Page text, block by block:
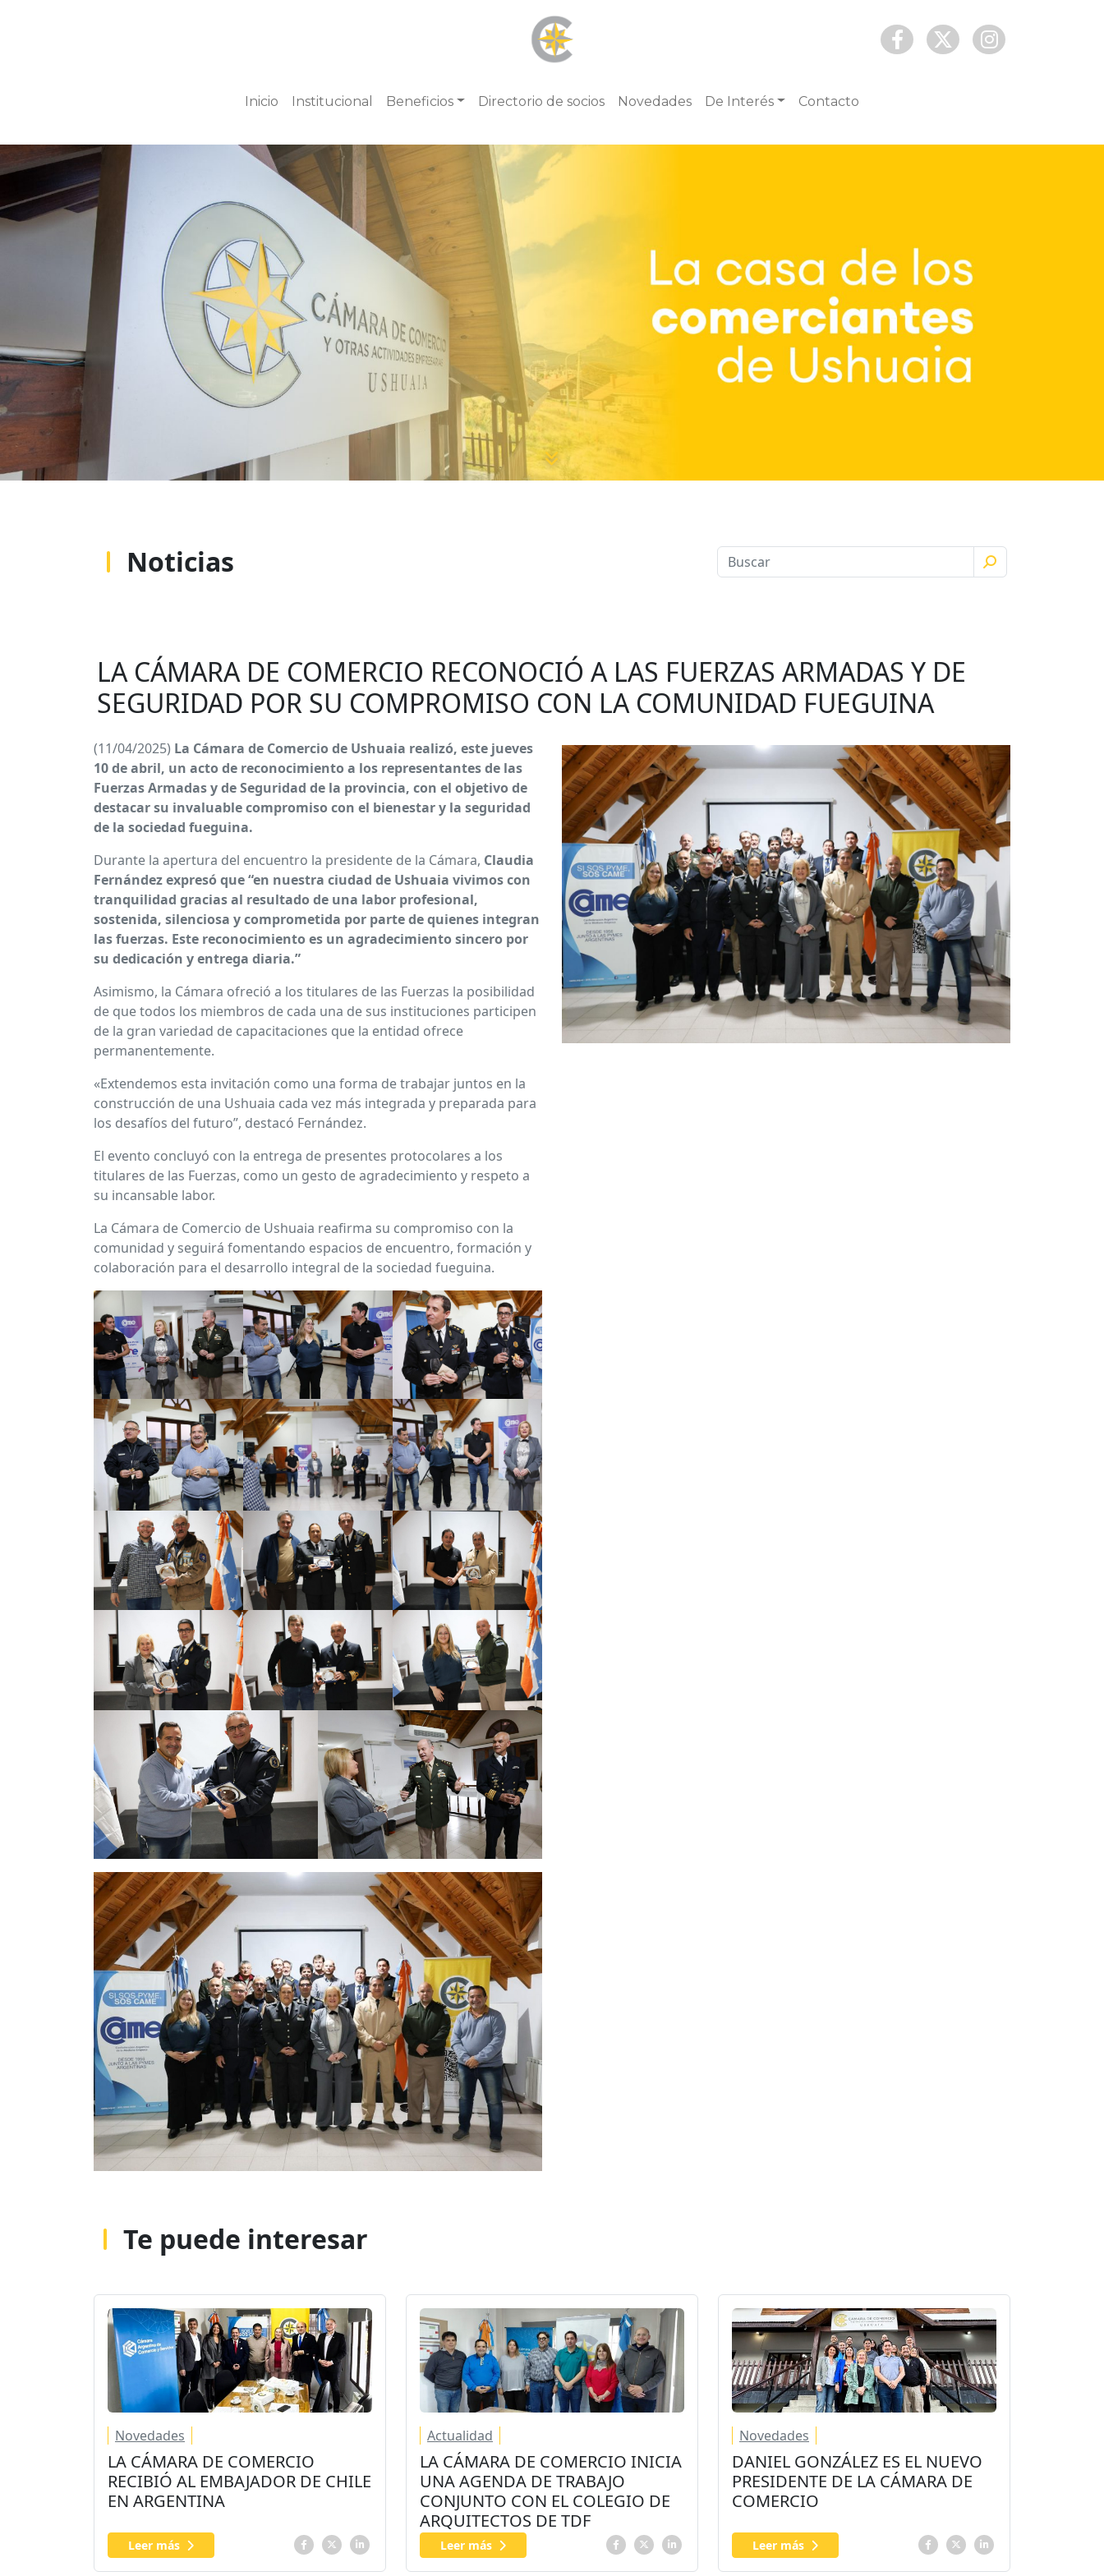
Inicio Institucional Beneficios Directorio de socios Novedades De Interés Contacto
Noticias
LA CÁMARA DE COMERCIO RECONOCIÓ A LAS FUERZAS ARMADAS Y DE
SEGURIDAD POR SU COMPROMISO CON LA COMUNIDAD FUEGUINA
(11/04/2025) La Cámara de Comercio de Ushuaia realizó, este jueves
10 de abril, un acto de reconocimiento a los representantes de las
Fuerzas Armadas y de Seguridad de la provincia, con el objetivo de
destacar su invaluable compromiso con el bienestar y la seguridad
de la sociedad fueguina.
Durante la apertura del encuentro la presidente de la Cámara, Claudia
Fernández expresó que “en nuestra ciudad de Ushuaia vivimos con
tranquilidad gracias al resultado de una labor profesional,
sostenida, silenciosa y comprometida por parte de quienes integran
las fuerzas. Este reconocimiento es un agradecimiento sincero por
su dedicación y entrega diaria.”
Asimismo, la Cámara ofreció a los titulares de las Fuerzas la posibilidad
de que todos los miembros de cada una de sus instituciones participen
de la gran variedad de capacitaciones que la entidad ofrece
permanentemente.
«Extendemos esta invitación como una forma de trabajar juntos en la
construcción de una Ushuaia cada vez más integrada y preparada para
los desafíos del futuro”, destacó Fernández.
El evento concluyó con la entrega de presentes protocolares a los
titulares de las Fuerzas, como un gesto de agradecimiento y respeto a
su incansable labor.
La Cámara de Comercio de Ushuaia reafirma su compromiso con la
comunidad y seguirá fomentando espacios de encuentro, formación y
colaboración para el desarrollo integral de la sociedad fueguina.
Te puede interesar
Novedades
LA CÁMARA DE COMERCIO
RECIBIÓ AL EMBAJADOR DE CHILE
EN ARGENTINA
Leer más
Actualidad
LA CÁMARA DE COMERCIO INICIA
UNA AGENDA DE TRABAJO
CONJUNTO CON EL COLEGIO DE
ARQUITECTOS DE TDF
Leer más
Novedades
DANIEL GONZÁLEZ ES EL NUEVO
PRESIDENTE DE LA CÁMARA DE
COMERCIO
Leer más